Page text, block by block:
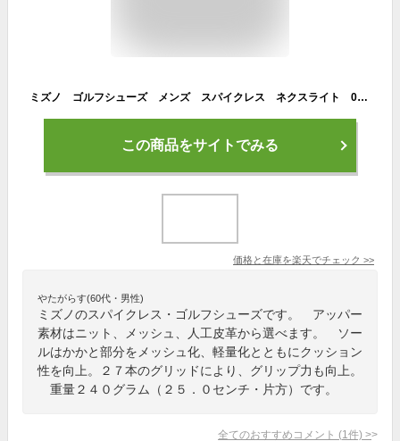
ミズノ ゴルフシューズ メンズ スパイクレス ネクスライト 008 ボア ニットタイプ / メッシュタイプ EEE 51GM2120
この商品をサイトでみる
価格と在庫を楽天でチェック >>
やたがらす(60代・男性)
ミズノのスパイクレス・ゴルフシューズです。 アッパー
素材はニット、メッシュ、人工皮革から選べます。 ソー
ルはかかと部分をメッシュ化、軽量化とともにクッション
性を向上。２７本のグリッドにより、グリップ力も向上。
重量２４０グラム（２５．０センチ・片方）です。
全てのおすすめコメント (1 件) >